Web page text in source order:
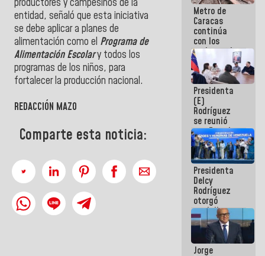
productores y campesinos de la
entidad, señaló que esta iniciativa
se debe aplicar a planes de
alimentación como el Programa de
Alimentación Escolary todos los
programas de los niños, para
fortalecer la producción nacional.
REDACCIÓN MAZO
Comparte esta noticia:
Metro de
Caracas
continúa
con los
trabajos de
mantenimiento
e inspección
en la Línea 2
Presidenta
(E)
Rodríguez
se reunió
con Estado
Mayor
Eléctrico
para
abordar
planes de
acción
Presidenta
Delcy
Rodríguez
otorgó
medalla
"Héroe de
Venezuela"
a servidores
públicos
Jorge